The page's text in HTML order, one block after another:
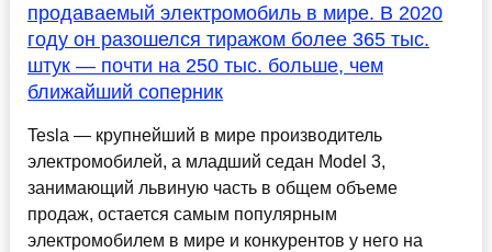
продаваемый электромобиль в мире. В 2020
году он разошелся тиражом более 365 тыс.
штук — почти на 250 тыс. больше, чем
ближайший соперник
Tesla — крупнейший в мире производитель
электромобилей, а младший седан Model 3,
занимающий львиную часть в общем объеме
продаж, остается самым популярным
электромобилем в мире и конкурентов у него на